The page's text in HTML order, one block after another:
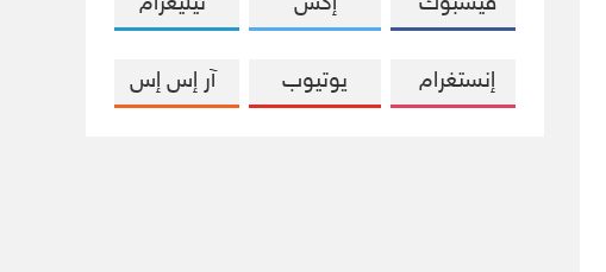
إنستغرام يوتيوب آر إس إس